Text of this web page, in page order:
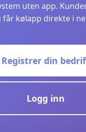
uten app.
får kølapp direkte i
Registrer din
Logg inn